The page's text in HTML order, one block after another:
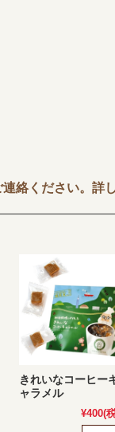
絡ください。詳
きれいなコーヒー
ャラメル
¥400(